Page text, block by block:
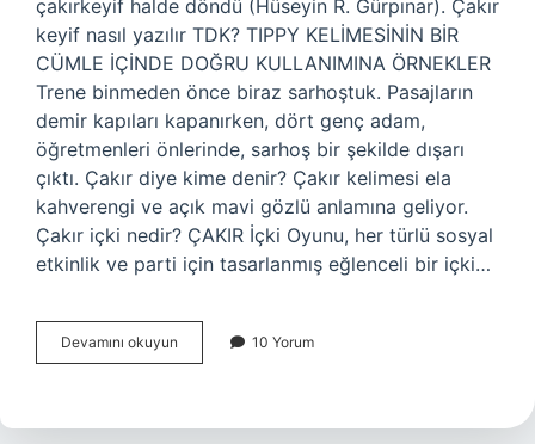
çakırkeyif halde döndü (Hüseyin R. Gürpınar). Çakır
keyif nasıl yazılır TDK? TIPPY KELİMESİNİN BİR
CÜMLE İÇİNDE DOĞRU KULLANIMINA ÖRNEKLER
Trene binmeden önce biraz sarhoştuk. Pasajların
demir kapıları kapanırken, dört genç adam,
öğretmenleri önlerinde, sarhoş bir şekilde dışarı
çıktı. Çakır diye kime denir? Çakır kelimesi ela
kahverengi ve açık mavi gözlü anlamına geliyor.
Çakır içki nedir? ÇAKIR İçki Oyunu, her türlü sosyal
etkinlik ve parti için tasarlanmış eğlenceli bir içki…
Devamını okuyun Çakırkeyif
Ne
10 Yorum